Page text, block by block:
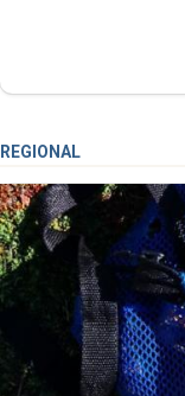
REGIONAL